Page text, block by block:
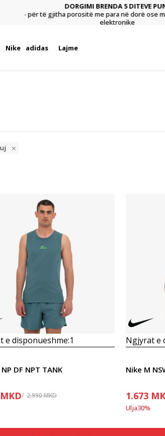
DY MËNYRAT E PAGESËS
- me para në dorë ose me kartë pagese
Nike adidas Lajme
Krahasoni
e disponueshme:1
DF NPT TANK
MKD 2.990MKD
Ngjyrat e
1.673
Ulja30%